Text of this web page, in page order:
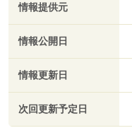
情報提供元
情報公開日
情報更新日
次回更新予定日